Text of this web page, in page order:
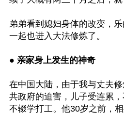
弟弟看到媳妇身体的改变，
一起也进入大法修炼了。
● 亲家身上发生的神奇
在中国大陆，由于我与丈夫
共政府的迫害，儿子受连累
不辍学打工。他30岁之前，